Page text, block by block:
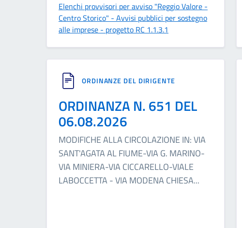
Elenchi provvisori per avviso "Reggio Valore -
Centro Storico" - Avvisi pubblici per sostegno
alle imprese - progetto RC 1.1.3.1
ORDINANZE DEL DIRIGENTE
ORDINANZA N. 651 DEL
06.08.2026
MODIFICHE ALLA CIRCOLAZIONE IN: VIA
SANT'AGATA AL FIUME-VIA G. MARINO-
VIA MINIERA-VIA CICCARELLO-VIALE
LABOCCETTA - VIA MODENA CHIESA...